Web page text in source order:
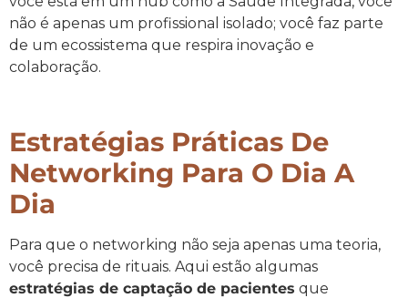
não é apenas um profissional isolado; você faz parte
de um ecossistema que respira inovação e
colaboração.
Estratégias Práticas De
Networking Para O Dia A
Dia
Para que o networking não seja apenas uma teoria,
você precisa de rituais. Aqui estão algumas
estratégias de captação de pacientes que